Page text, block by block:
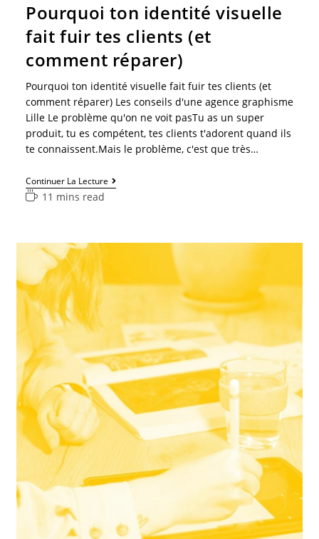
Pourquoi ton identité visuelle
fait fuir tes clients (et
comment réparer)
Pourquoi ton identité visuelle fait fuir tes clients (et
comment réparer) Les conseils d'une agence graphisme
Lille Le problème qu'on ne voit pasTu as un super
produit, tu es compétent, tes clients t'adorent quand ils
te connaissent.Mais le problème, c'est que très…
Continuer La Lecture
11 mins read